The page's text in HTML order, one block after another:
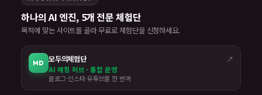
하나의 AI 엔진, 5개 전문 체험단
목적에 맞는 사이트를 골라 무료로 체험단을 신청하세요.
MD 모두의체험단 ↗
AI 매칭 허브 · 통합 운영
블로그·인스타·유튜브를 한 번에